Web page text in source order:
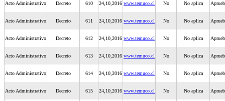
Acto Administrativo Decreto 610 24,10,2016 www.temuco.cl No No aplica
Acto Administrativo Decreto 611 24,10,2016 www.temuco.cl No No aplica
Acto Administrativo Decreto 612 24,10,2016 www.temuco.cl No No aplica
Acto Administrativo Decreto 613 24,10,2016 www.temuco.cl No No aplica
Acto Administrativo Decreto 614 24,10,2016 www.temuco.cl No No aplica
Acto Administrativo Decreto 615 24,10,2016 www.temuco.cl No No aplica